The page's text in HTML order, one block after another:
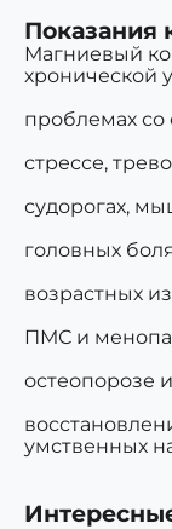
Показания
Магниевый
хронической
проблемах со
стрессе,
судорогах,
головных
возрастных
ПМС и
остеопорозе
умственных